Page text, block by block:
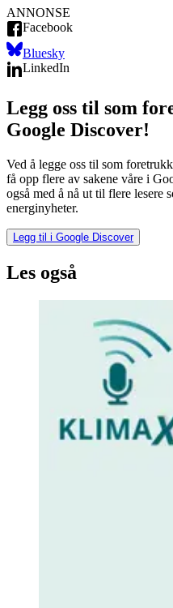
ANNONSE
Facebook
Bluesky
LinkedIn
Legg oss til som
Google Discover!
Ved å legge oss til som
få opp flere av sakene våre i
også med å nå ut til flere lesere
energinyheter.
Legg til i Google Discover
Les også